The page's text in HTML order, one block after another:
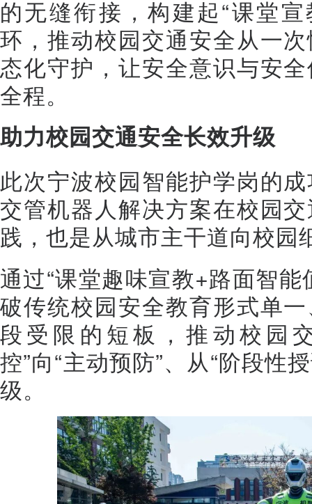
的无缝衔接，构建起“课堂
环，推动校园交通安全从一
态化守护，让安全意识与安
全程。
助力校园交通安全长效升级
此次宁波校园智能护学岗的
交管机器人解决方案在校园
践，也是从城市主干道向校园
通过“课堂趣味宣教+路面智
破传统校园安全教育形式单
段受限的短板，推动校园
控”向“主动预防”、从“阶段性
级。